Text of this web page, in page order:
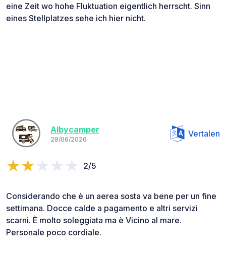
eine Zeit wo hohe Fluktuation eigentlich herrscht. Sinn
eines Stellplatzes sehe ich hier nicht.
Albycamper
28/06/2026
Vertalen
2/5
Considerando che è un aerea sosta va bene per un fine
settimana. Docce calde a pagamento e altri servizi
scarni. È molto soleggiata ma è Vicino al mare.
Personale poco cordiale.